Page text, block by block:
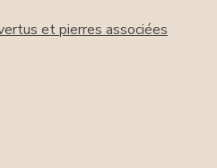
et pierres associées